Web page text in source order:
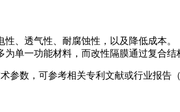
、透气性、耐腐蚀性，以及降低成本。
单一功能材料，而改性隔膜通过复合结
参数，可参考相关专利文献或行业报告（